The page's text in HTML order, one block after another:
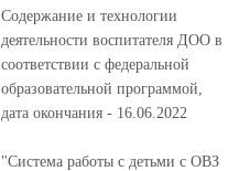
Содержание и технологии
деятельности воспитателя ДОО в
соответствии с федеральной
образовательной программой,
дата окончания - 16.06.2022
"Система работы с детьми с ОВЗ